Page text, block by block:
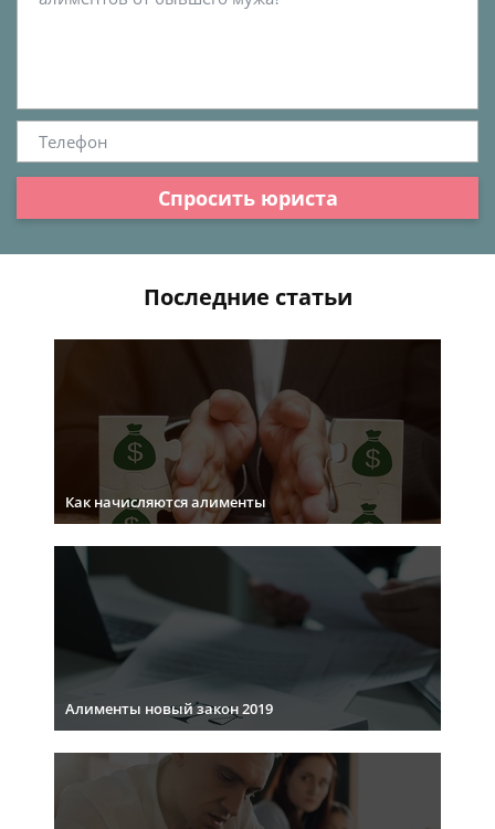
Спросить юриста
Последние статьи
Как начисляются алименты
Алименты новый закон 2019